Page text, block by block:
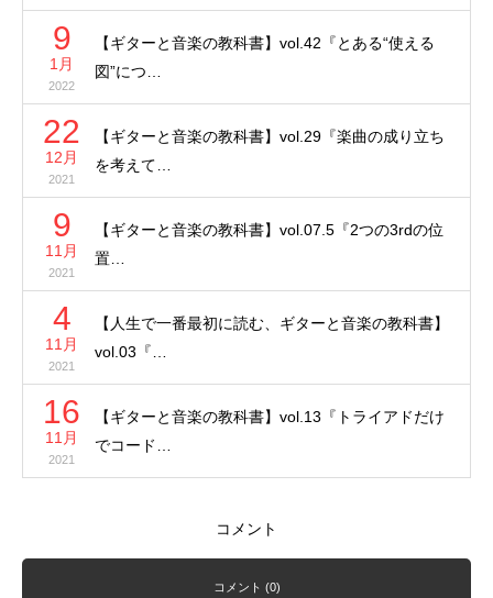
9
1月
2022
【ギターと音楽の教科書】vol.42『とある“使える
図”につ…
22
12月
2021
【ギターと音楽の教科書】vol.29『楽曲の成り立ち
を考えて…
9
11月
2021
【ギターと音楽の教科書】vol.07.5『2つの3rdの位
置…
4
11月
2021
【人生で一番最初に読む、ギターと音楽の教科書】
vol.03『…
16
11月
2021
【ギターと音楽の教科書】vol.13『トライアドだけ
でコード…
コメント
コメント (0)